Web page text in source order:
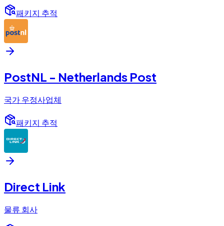
패키지 추적
PostNL - Netherlands Post
국가 우정사업체
패키지 추적
Direct Link
물류 회사